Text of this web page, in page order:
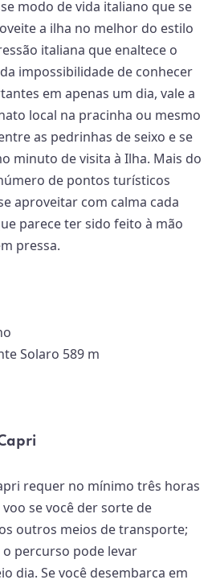
modo de vida italiano que se
a ilha no melhor do estilo
italiana que enaltece o
impossibilidade de conhecer
em apenas um dia, vale a
local na pracinha ou mesmo
as pedrinhas de seixo e se
minuto de visita à Ilha. Mais do
de pontos turísticos
aproveitar com calma cada
parece ter sido feito à mão
pressa.
Solaro 589 m
requer no mínimo três horas
se você der sorte de
outros meios de transporte;
o percurso pode levar
dia. Se você desembarca em